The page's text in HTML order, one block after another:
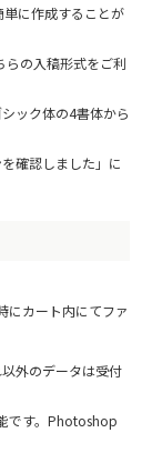
単に作成することが
の入稿形式をご利
ック体の4書体から
確認しました」に
にカート内にてファ
外のデータは受付
です。Photoshop